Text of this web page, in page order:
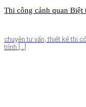
Thi công cảnh quan Biệt
chuyên tư vấn, thiết kế thi
trình […]